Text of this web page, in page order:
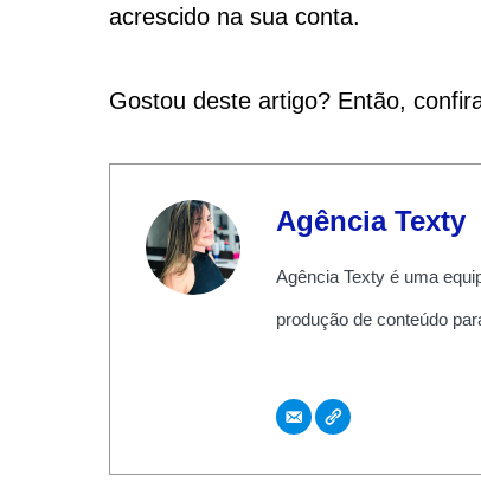
acrescido na sua conta.
Gostou deste artigo? Então,
Agência Texty
Agência Texty é uma
produção de conteúdo